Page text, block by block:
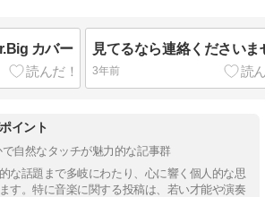
カバー 見てるなら連絡くださいま
3年前
イント
で自然なタッチが魅力的な記事群
な話題まで多岐にわたり、心に響く個人的な思
す。特に音楽に関する投稿は、若い才能や演奏